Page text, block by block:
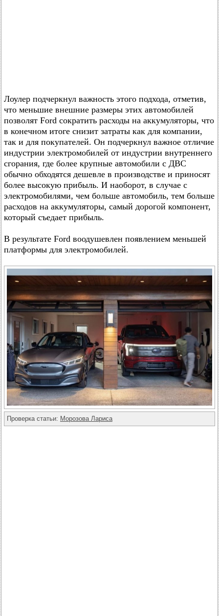
Лоулер подчеркнул важность этого подхода, отметив,
что меньшие внешние размеры этих автомобилей
позволят Ford сократить расходы на аккумуляторы, что
в конечном итоге снизит затраты как для компании,
так и для покупателей. Он подчеркнул важное отличие
индустрии электромобилей от индустрии внутреннего
сгорания, где более крупные автомобили с ДВС
обычно обходятся дешевле в производстве и приносят
более высокую прибыль. И наоборот, в случае с
электромобилями, чем больше автомобиль, тем больше
расходов на аккумуляторы, самый дорогой компонент,
который съедает прибыль.
В результате Ford воодушевлен появлением меньшей
платформы для электромобилей.
Проверка статьи: Морозова Лариса